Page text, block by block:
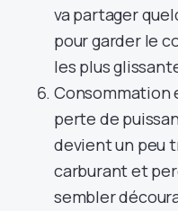
va partager
pour garder le
les plus
Consommation
perte de
devient un peu
carburant et
sembler